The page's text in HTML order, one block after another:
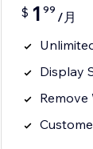
$ 1 99 /月
Display